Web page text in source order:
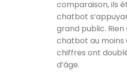
comparaison, ils
chatbot
grand public. Rien
chatbot au moins
chiffres ont
d’âge.